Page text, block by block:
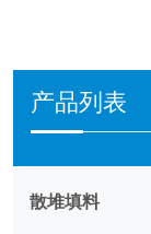
产品列表
散堆填料